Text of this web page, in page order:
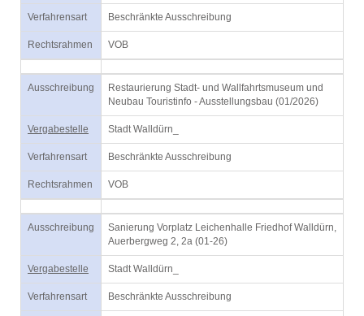
Verfahrensart Beschränkte Ausschreibung
Rechtsrahmen VOB
Ausschreibung
Restaurierung Stadt- und Wallfahrtsmuseum und
Neubau Touristinfo - Ausstellungsbau (01/2026)
Vergabestelle Stadt Walldürn_
Verfahrensart Beschränkte Ausschreibung
Rechtsrahmen VOB
Ausschreibung
Sanierung Vorplatz Leichenhalle Friedhof Walldürn,
Auerbergweg 2, 2a (01-26)
Vergabestelle Stadt Walldürn_
Verfahrensart Beschränkte Ausschreibung